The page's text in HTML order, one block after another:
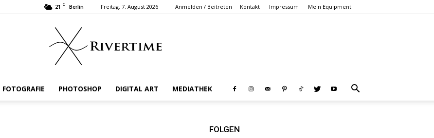
21 C Berlin Freitag, 7. August 2026 Anmelden / Beitreten Kontakt Impressum Mein Equipment
FOTOGRAFIE PHOTOSHOP DIGITAL ART MEDIATHEK
FOLGEN